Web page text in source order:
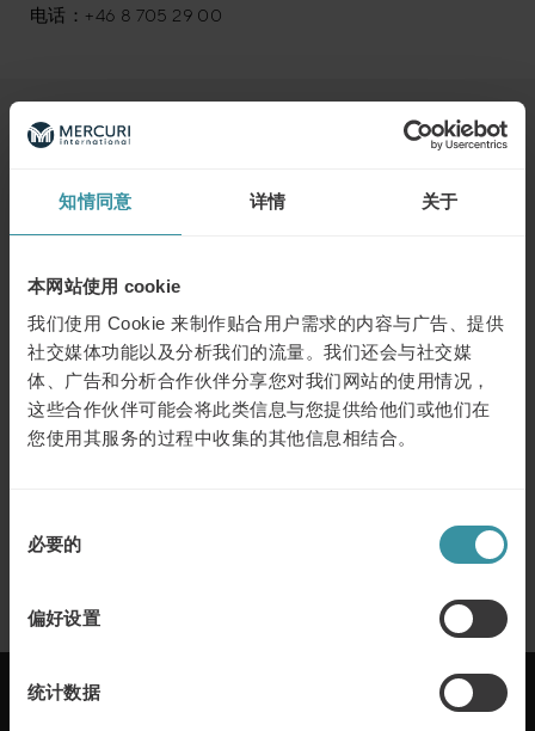
知情同意 详情 关于
本网站使用 cookie
我们使用 Cookie 来制作贴合用户需求的内容与广告、提供
社交媒体功能以及分析我们的流量。我们还会与社交媒
体、广告和分析合作伙伴分享您对我们网站的使用情况，
这些合作伙伴可能会将此类信息与您提供给他们或他们在
您使用其服务的过程中收集的其他信息相结合。
必要的
偏好设置
统计数据
电话：+46 8 705 29 00
浏览下一个
三月 11 | 1 分钟阅读
人工智能驱动的人员管理：利用人工智
能进行招聘、技能发展和销售辅导
了解更多
卓越销售 —— 全球销售领先的公司掌握